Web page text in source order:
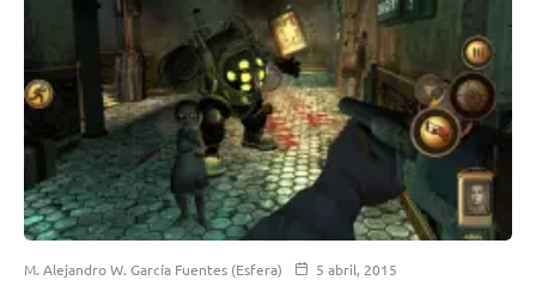
M. Alejandro W. García Fuentes (Esfera)
5 abril, 2015